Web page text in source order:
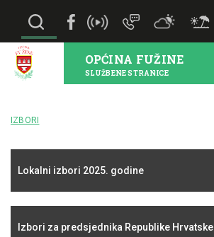
OPĆINA FUŽINE
SLUŽBENE STRANICE
IZBORI
Lokalni izbori 2025. godine
Izbori za predsjednika Republike Hrvatske